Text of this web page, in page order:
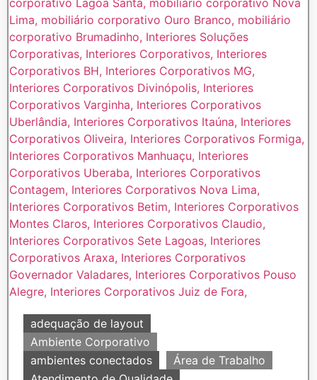
adequação de layout
Ambiente Corporativo
ambientes conectados
Área de Trabalho